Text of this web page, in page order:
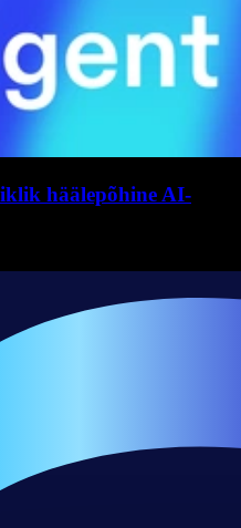
häälepõhine AI-